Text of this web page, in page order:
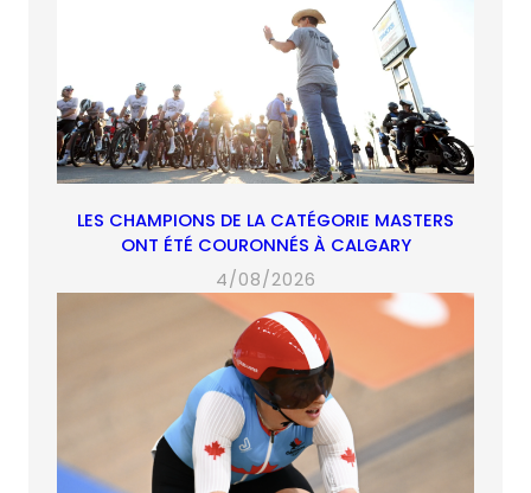
LES CHAMPIONS DE LA CATÉGORIE MASTERS
ONT ÉTÉ COURONNÉS À CALGARY
4/08/2026